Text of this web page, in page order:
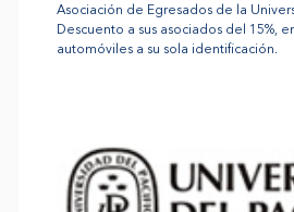
Asociación de Egresados de la
Descuento a sus asociados del 15%,
automóviles a su sola identificación.